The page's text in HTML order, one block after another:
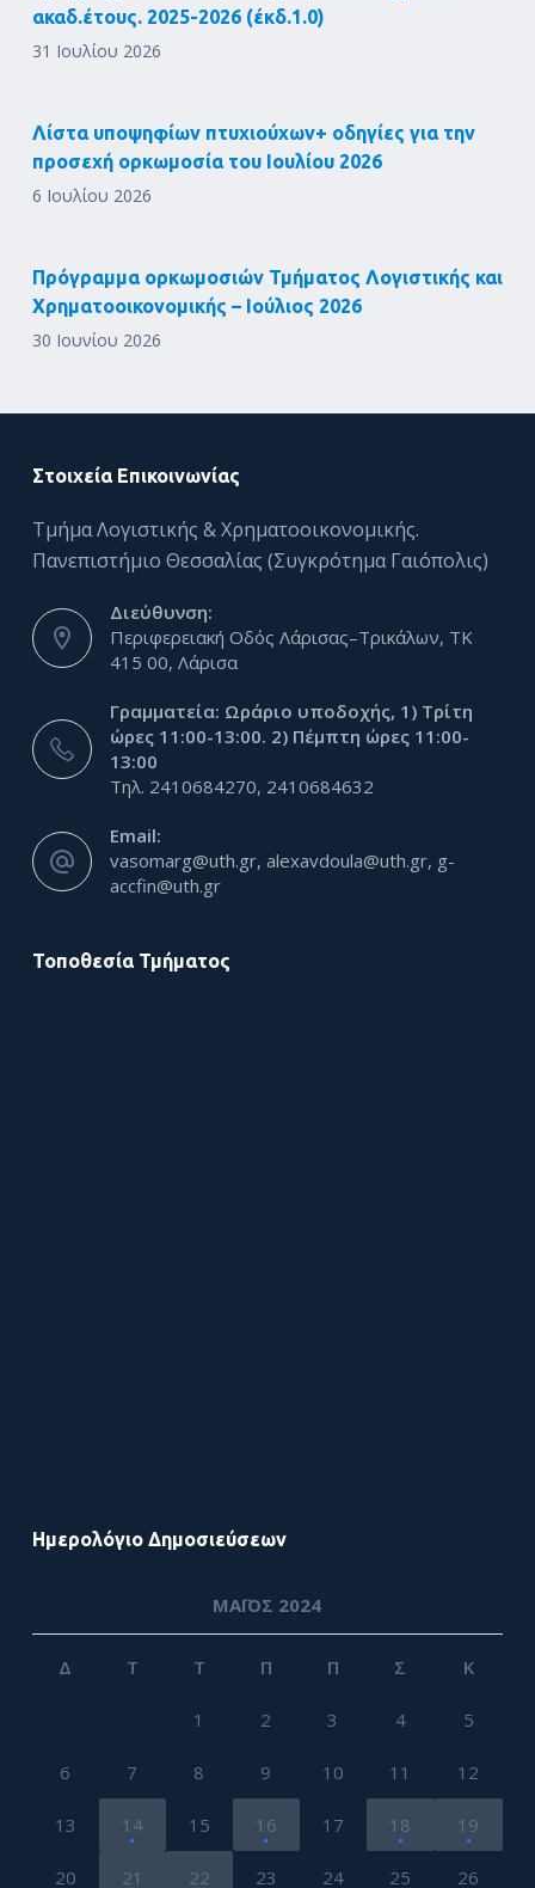
ακαδ.έτους. 2025-2026 (έκδ.1.0)
31 Ιουλίου 2026
Λίστα υποψηφίων πτυχιούχων+ οδηγίες για την
προσεχή ορκωμοσία του Ιουλίου 2026
6 Ιουλίου 2026
Πρόγραμμα ορκωμοσιών Τμήματος Λογιστικής και
Χρηματοοικονομικής – Ιούλιος 2026
30 Ιουνίου 2026
Στοιχεία Επικοινωνίας
Τμήμα Λογιστικής & Χρηματοοικονομικής.
Πανεπιστήμιο Θεσσαλίας (Συγκρότημα Γαιόπολις)
Διεύθυνση:
Περιφερειακή Οδός Λάρισας–Τρικάλων, ΤΚ
415 00, Λάρισα
Γραμματεία: Ωράριο υποδοχής, 1) Τρίτη
ώρες 11:00-13:00. 2) Πέμπτη ώρες 11:00-
13:00
Τηλ. 2410684270, 2410684632
Email:
vasomarg@uth.gr, alexavdoula@uth.gr, g-
accfin@uth.gr
Τοποθεσία Τμήματος
Ημερολόγιο Δημοσιεύσεων
ΜΆΙΟΣ 2024
Δ Τ Τ Π Π Σ Κ
1 2 3 4 5
6 7 8 9 10 11 12
13 14 15 16 17 18 19
20 21 22 23 24 25 26